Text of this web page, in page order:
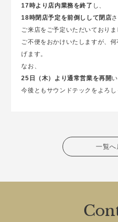
17時より店内業務を終了 し、
18時閉店予定を前倒しして閉店
ご来店をご予定いただいておりま
ご不便をおかけいたしますが、
げます。
なお、
25日（木）より通常営業を再開
今後ともサウンドテックをよろし
一覧へ